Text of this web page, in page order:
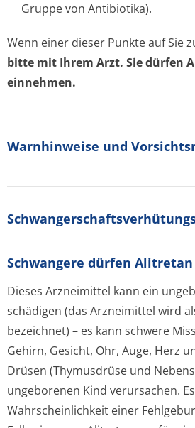
Gruppe von Antibiotika).
Wenn einer dieser Punkte auf Sie
bitte mit Ihrem Arzt. Sie dürfen
einnehmen.
Warnhinweise und
Schwangere dürfen
Dieses Arzneimittel kann ein
schädigen (das Arzneimittel wird
bezeichnet) – es kann schwere
Gehirn, Gesicht, Ohr, Auge, Herz
Drüsen (Thymusdrüse und
ungeborenen Kind verursachen.
Wahrscheinlichkeit einer